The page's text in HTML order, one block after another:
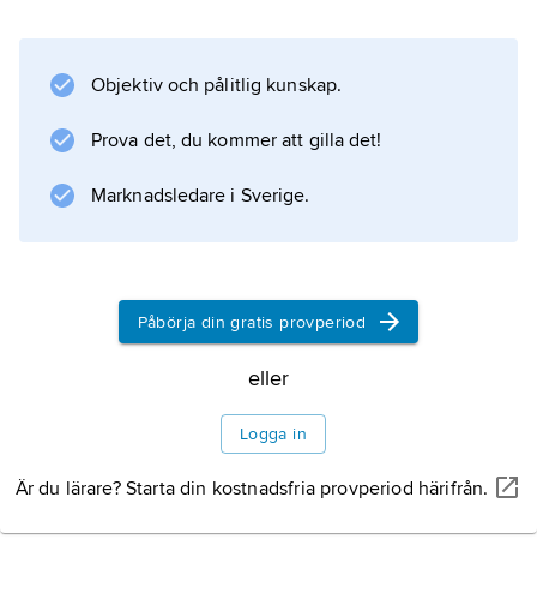
Där ansvarade Leon M. Lederman bland annat
för uppbyggandet av världens första
synkrotron med supraledande magneter.
Objektiv och pålitlig kunskap.
Prova det, du kommer att gilla det!
Marknadsledare i Sverige.
Påbörja din gratis provperiod
eller
Logga in
Är du lärare? Starta din kostnadsfria provperiod härifrån.